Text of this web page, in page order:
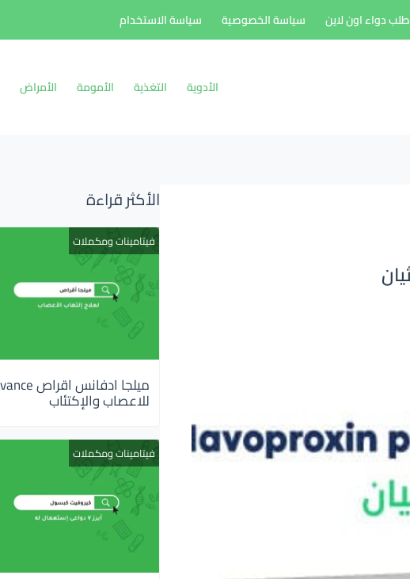
طلب دواء اون لاين سياسة الخصوصية سياسة الاستخدام
الأدوية التغذية الأمومة الأمراض
الأكثر قراءة
فيتامينات ومكملات
للاعصاب والإكتئاب
فيتامينات ومكملات